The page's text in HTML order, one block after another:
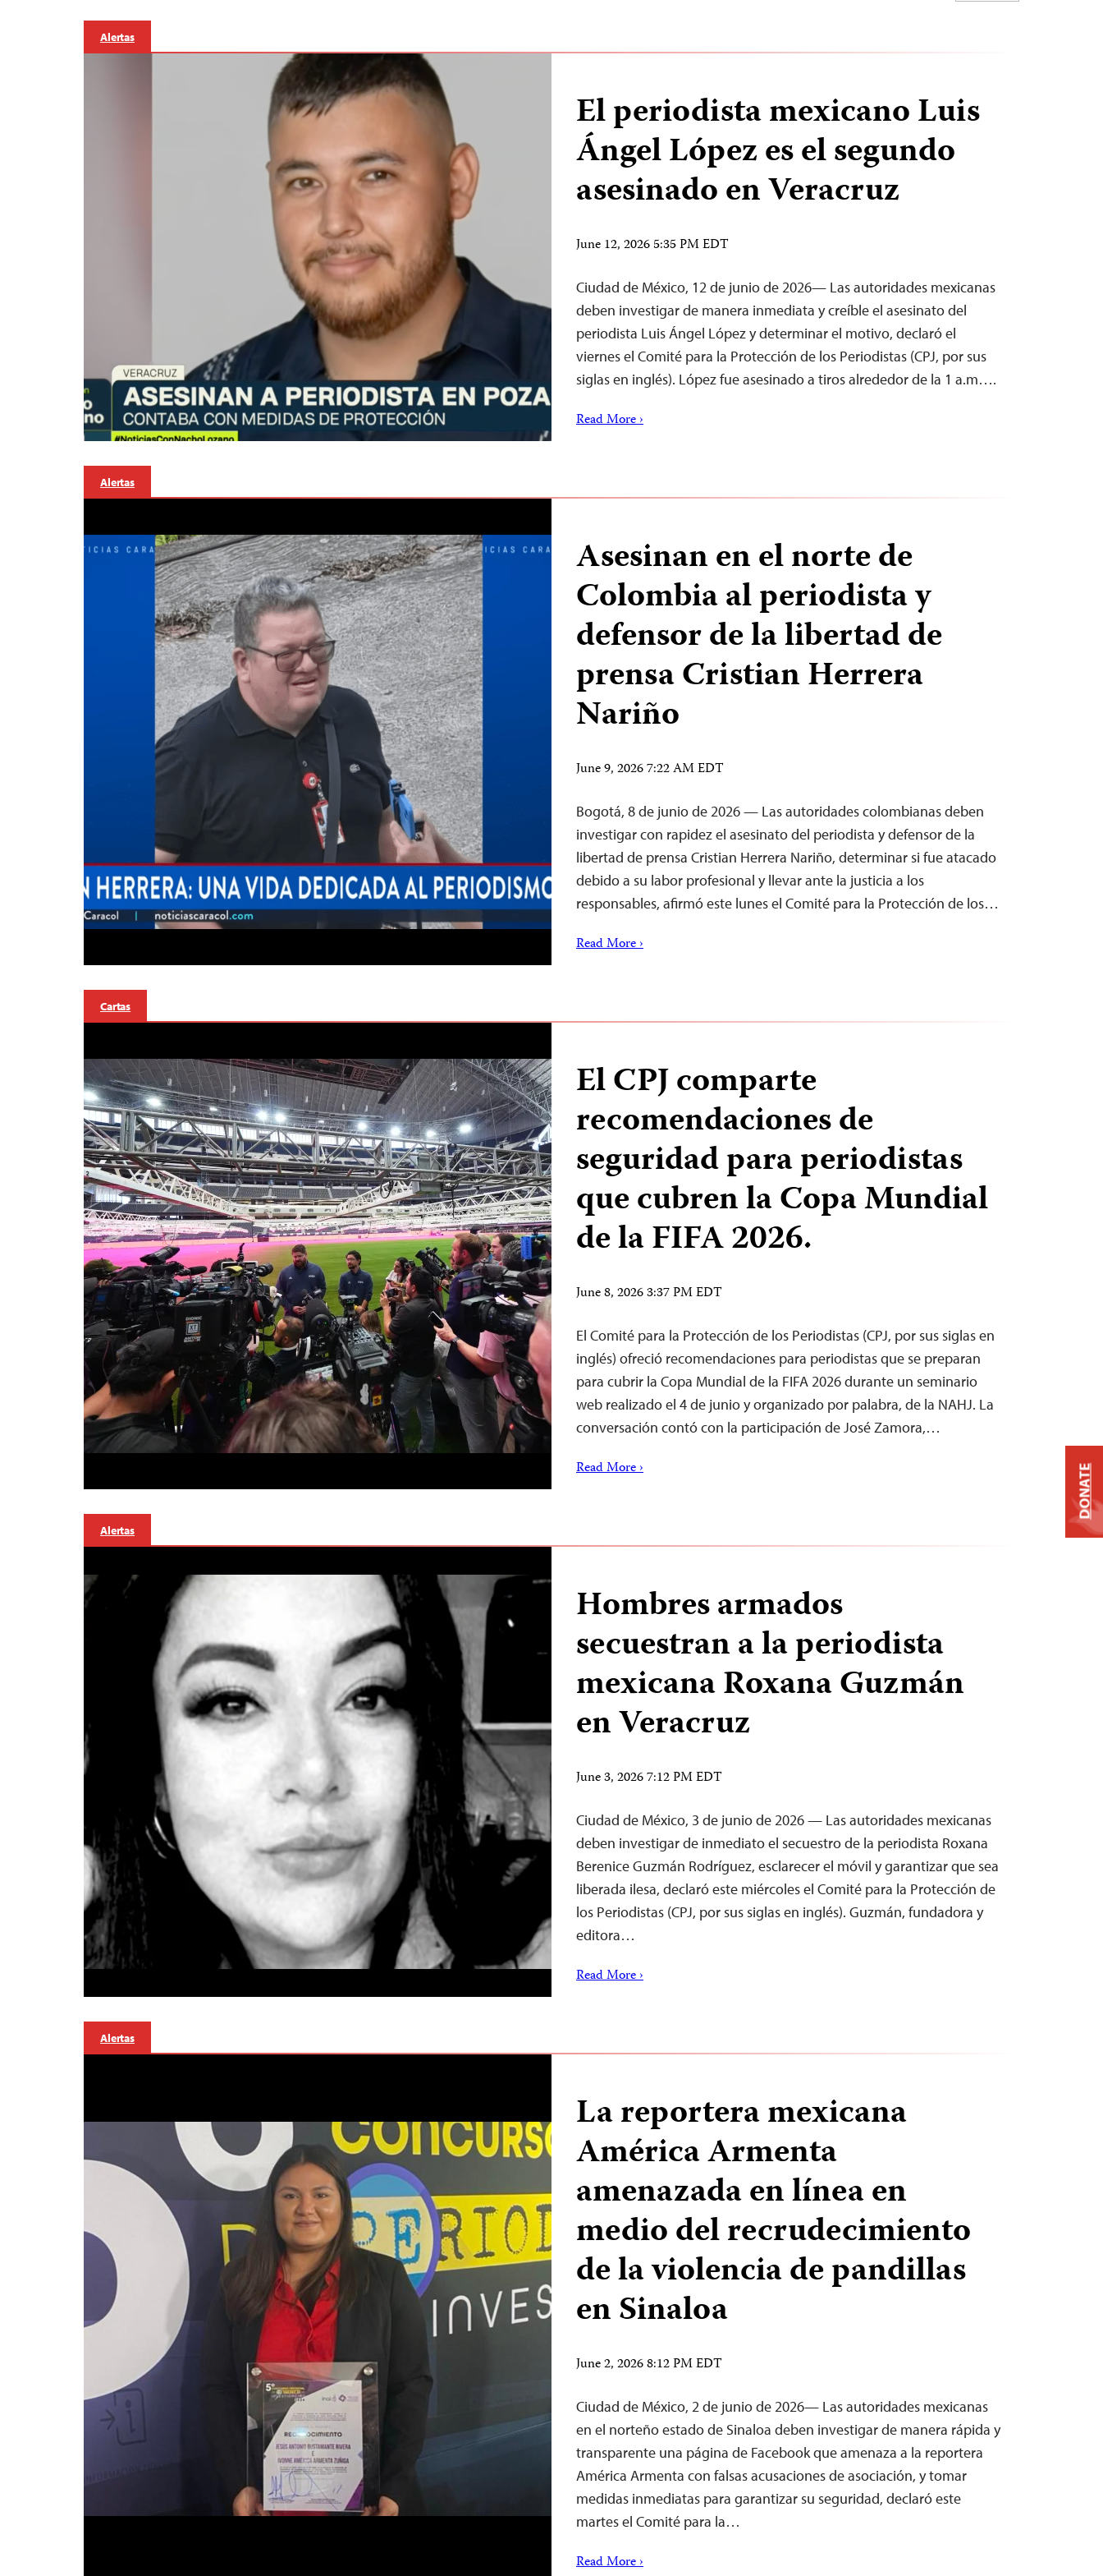
Alertas
El periodista mexicano Luis
Ángel López es el segundo
asesinado en Veracruz
June 12, 2026 5:35 PM EDT
Ciudad de México, 12 de junio de 2026— Las autoridades mexicanas
deben investigar de manera inmediata y creíble el asesinato del
periodista Luis Ángel López y determinar el motivo, declaró el
viernes el Comité para la Protección de los Periodistas (CPJ, por sus
siglas en inglés). López fue asesinado a tiros alrededor de la 1 a.m….
Read More ›
Alertas
Asesinan en el norte de
Colombia al periodista y
defensor de la libertad de
prensa Cristian Herrera
Nariño
June 9, 2026 7:22 AM EDT
Bogotá, 8 de junio de 2026 — Las autoridades colombianas deben
investigar con rapidez el asesinato del periodista y defensor de la
libertad de prensa Cristian Herrera Nariño, determinar si fue atacado
debido a su labor profesional y llevar ante la justicia a los
responsables, afirmó este lunes el Comité para la Protección de los…
Read More ›
Cartas
El CPJ comparte
recomendaciones de
seguridad para periodistas
que cubren la Copa Mundial
de la FIFA 2026.
June 8, 2026 3:37 PM EDT
El Comité para la Protección de los Periodistas (CPJ, por sus siglas en
inglés) ofreció recomendaciones para periodistas que se preparan
para cubrir la Copa Mundial de la FIFA 2026 durante un seminario
web realizado el 4 de junio y organizado por palabra, de la NAHJ. La
conversación contó con la participación de José Zamora,…
Read More ›
Alertas
Hombres armados
secuestran a la periodista
mexicana Roxana Guzmán
en Veracruz
June 3, 2026 7:12 PM EDT
Ciudad de México, 3 de junio de 2026 — Las autoridades mexicanas
deben investigar de inmediato el secuestro de la periodista Roxana
Berenice Guzmán Rodríguez, esclarecer el móvil y garantizar que sea
liberada ilesa, declaró este miércoles el Comité para la Protección de
los Periodistas (CPJ, por sus siglas en inglés). Guzmán, fundadora y
editora…
Read More ›
Alertas
La reportera mexicana
América Armenta
amenazada en línea en
medio del recrudecimiento
de la violencia de pandillas
en Sinaloa
June 2, 2026 8:12 PM EDT
Ciudad de México, 2 de junio de 2026— Las autoridades mexicanas
en el norteño estado de Sinaloa deben investigar de manera rápida y
transparente una página de Facebook que amenaza a la reportera
América Armenta con falsas acusaciones de asociación, y tomar
medidas inmediatas para garantizar su seguridad, declaró este
martes el Comité para la…
Read More ›
DONATE